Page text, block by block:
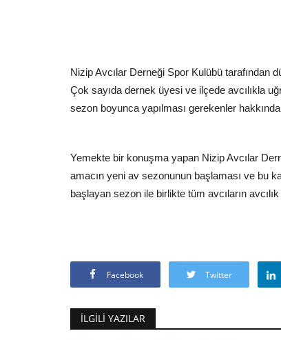
Nizip Avcılar Derneği Spor Kulübü tarafından
Çok sayıda dernek üyesi ve ilçede avcılıkla
sezon boyunca yapılması gerekenler
Yemekte bir konuşma yapan Nizip Avcılar
amacın yeni av sezonunun başlaması ve bu
başlayan sezon ile birlikte tüm avcıların
Facebook Twitter
İLGILI YAZILAR